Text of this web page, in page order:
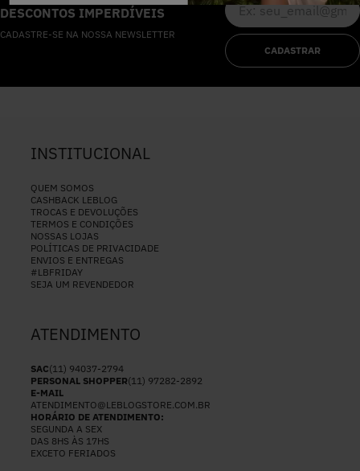
DESCONTOS IMPERDÍVEIS
CADASTRE-SE NA NOSSA NEWSLETTER
CADASTRAR
INSTITUCIONAL
QUEM SOMOS
CASHBACK LEBLOG
TROCAS E DEVOLUÇÕES
TERMOS E CONDIÇÕES
NOSSAS LOJAS
POLÍTICAS DE PRIVACIDADE
ENVIOS E ENTREGAS
#LBFRIDAY
SEJA UM REVENDEDOR
ATENDIMENTO
SAC(11) 94037-2794
PERSONAL SHOPPER(11) 97282-2892
E-MAIL
ATENDIMENTO@LEBLOGSTORE.COM.BR
HORÁRIO DE ATENDIMENTO:
SEGUNDA A SEX
DAS 8HS ÀS 17HS
EXCETO FERIADOS